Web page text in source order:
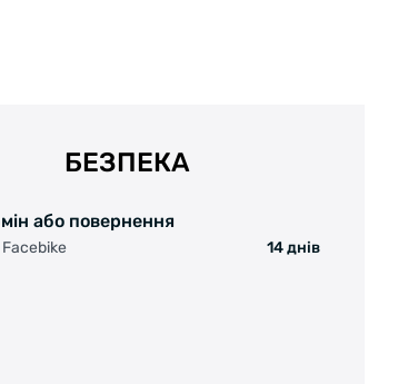
БЕЗПЕКА
або повернення
Facebike 14 днів